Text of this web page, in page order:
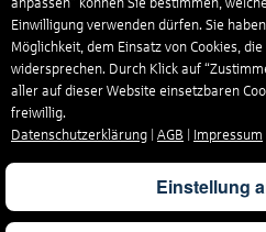
anpassen" können Sie bestimmen,
Einwilligung verwenden dürfen. Sie
Möglichkeit, dem Einsatz von Cookies,
widersprechen. Durch Klick auf
aller auf dieser Website einsetzbaren
freiwillig.
Datenschutzerklärung
AGB Impressum
Einstellung